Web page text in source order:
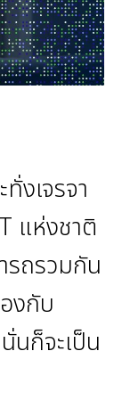
งเจรจา
แห่งชาติ
รถรวมกัน
งกับ
นก็จะเป็น